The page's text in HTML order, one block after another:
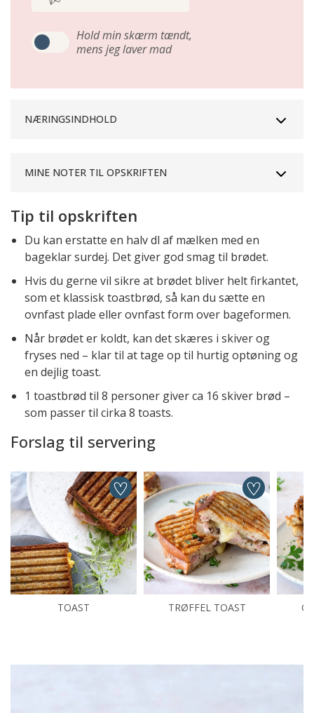
Hold min skærm tændt,
mens jeg laver mad
NÆRINGSINDHOLD
MINE NOTER TIL OPSKRIFTEN
Tip til opskriften
Du kan erstatte en halv dl af mælken med en
bageklar surdej. Det giver god smag til brødet.
Hvis du gerne vil sikre at brødet bliver helt firkantet,
som et klassisk toastbrød, så kan du sætte en
ovnfast plade eller ovnfast form over bageformen.
Når brødet er koldt, kan det skæres i skiver og
fryses ned – klar til at tage op til hurtig optøning og
en dejlig toast.
1 toastbrød til 8 personer giver ca 16 skiver brød –
som passer til cirka 8 toasts.
Forslag til servering
TOAST TRØFFEL TOAST